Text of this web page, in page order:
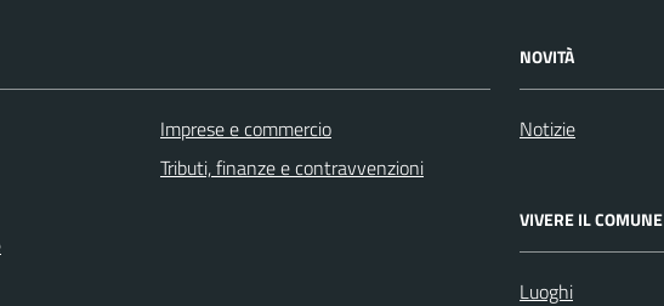
Imprese e commercio
Tributi, finanze e contravvenzioni
NOVITÀ
Notizie
VIVERE IL COMUNE
Luoghi